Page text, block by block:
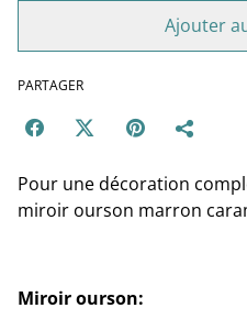
Ajouter
PARTAGER
Pour une décoration
miroir ourson marron
Miroir ourson: